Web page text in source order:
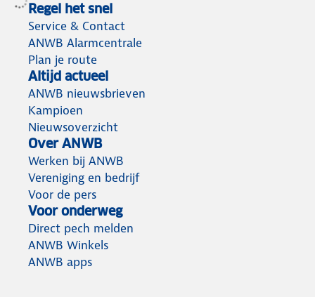
Regel het snel
Service & Contact
ANWB Alarmcentrale
Plan je route
Altijd actueel
ANWB nieuwsbrieven
Kampioen
Nieuwsoverzicht
Over ANWB
Werken bij ANWB
Vereniging en bedrijf
Voor de pers
Voor onderweg
Direct pech melden
ANWB Winkels
ANWB apps